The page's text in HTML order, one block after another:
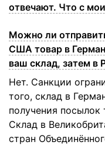
отвечают. Что с
Можно ли
США товар в
ваш склад, затем в
Нет. Санкции
того, склад в
получения посылок
Склад в
стран